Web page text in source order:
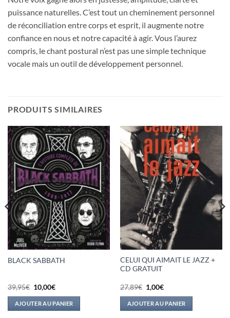
puissance naturelles. C’est tout un cheminement personnel
de réconciliation entre corps et esprit, il augmente notre
confiance en nous et notre capacité à agir. Vous l’aurez
compris, le chant postural n’est pas une simple technique
vocale mais un outil de développement personnel.
PRODUITS SIMILAIRES
BLACK SABBATH
39,95€ Le
prix
initial
était :
39,95€.
10,00€Le
actuel
est :
10,00€.
AJOUTER AU PANIER
CELUI QUI AIMAIT LE JAZZ +
CD GRATUIT
27,89€ Le
prix
initial
était :
27,89€.
1,00€Le
actuel
est :
1,00€.
AJOUTER AU PANIER